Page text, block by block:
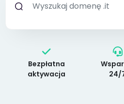
Bezpłatna
aktywacja
24/